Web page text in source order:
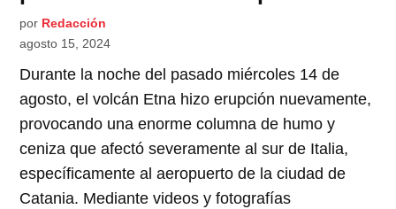
por Redacción
agosto 15, 2024
Durante la noche del pasado miércoles 14 de
agosto, el volcán Etna hizo erupción nuevamente,
provocando una enorme columna de humo y
ceniza que afectó severamente al sur de Italia,
específicamente al aeropuerto de la ciudad de
Catania. Mediante videos y fotografías